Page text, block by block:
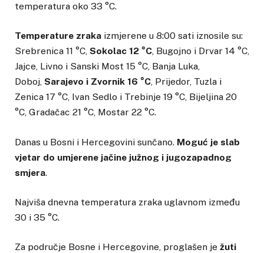
temperatura oko 33 °C.
Temperature zraka izmjerene u 8:00 sati iznosile su:
Srebrenica 11 °C, Sokolac 12 °C, Bugojno i Drvar 14 °C,
Jajce, Livno i Sanski Most 15 °C, Banja Luka,
Doboj, Sarajevo i Zvornik 16 °C, Prijedor, Tuzla i
Zenica 17 °C, Ivan Sedlo i Trebinje 19 °C, Bijeljina 20
°C, Gradačac 21 °C, Mostar 22 °C.
Danas u Bosni i Hercegovini sunčano. Moguć je slab
vjetar do umjerene jačine južnog i jugozapadnog
smjera.
Najviša dnevna temperatura zraka uglavnom između
30 i 35 °C.
Za područje Bosne i Hercegovine, proglašen je žuti